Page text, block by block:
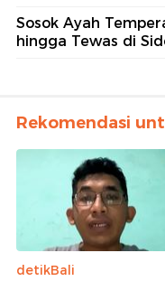
Sosok Ayah
hingga Tewas di
Rekomendasi
detikBali